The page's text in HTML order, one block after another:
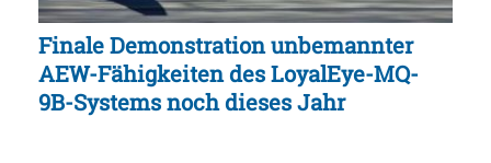
Finale Demonstration unbemannter
AEW-Fähigkeiten des LoyalEye-MQ-
9B-Systems noch dieses Jahr